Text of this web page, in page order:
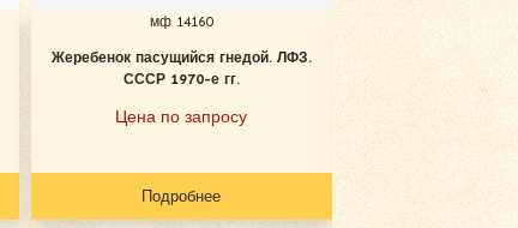
мф 14160
Жеребенок пасущийся гнедой. ЛФЗ.
СССР 1970-е гг.
Цена по запросу
Подробнее
мф
Пони рыжий. Гжель.
гг.
Цена по